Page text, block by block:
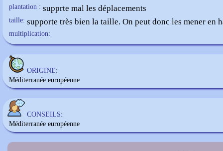
plantation : supprte mal les déplacements
taille: supporte très bien la taille. On peut donc les mener en
multiplication:
ORIGINE:
Méditerranée européenne
CONSEILS:
Méditerranée européenne